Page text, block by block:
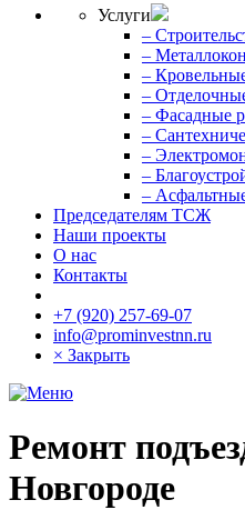
Услуги
–
–
–
–
– Фасадные
–
–
–
–
Председателям ТСЖ
Наши проекты
О нас
Контакты
+7 (920) 257-69-07
info@prominvestnn.ru
× Закрыть
Ремонт
Новгороде